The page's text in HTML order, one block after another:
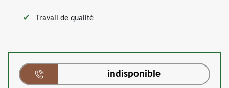
Travail de qualité
indisponible